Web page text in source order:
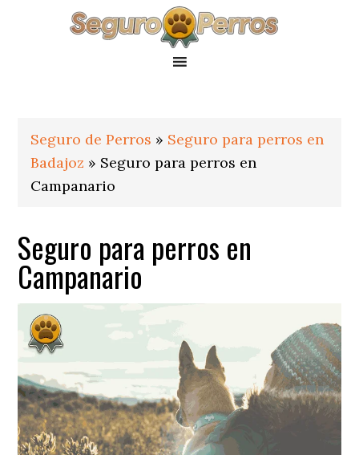
Seguro de Perros » Seguro para perros en
Badajoz » Seguro para perros en
Campanario
Seguro para perros en
Campanario